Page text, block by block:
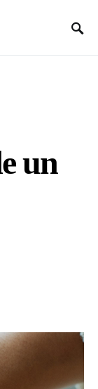
un